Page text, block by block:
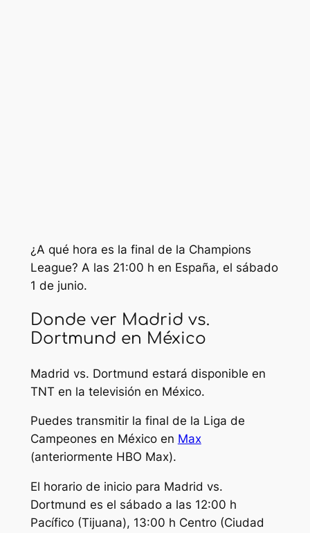
¿A qué hora es la final de la Champions
League? A las 21:00 h en España, el sábado
1 de junio.
Donde ver Madrid vs.
Dortmund en México
Madrid vs. Dortmund estará disponible en
TNT en la televisión en México.
Puedes transmitir la final de la Liga de
Campeones en México en Max
(anteriormente HBO Max).
El horario de inicio para Madrid vs.
Dortmund es el sábado a las 12:00 h
Pacífico (Tijuana), 13:00 h Centro (Ciudad